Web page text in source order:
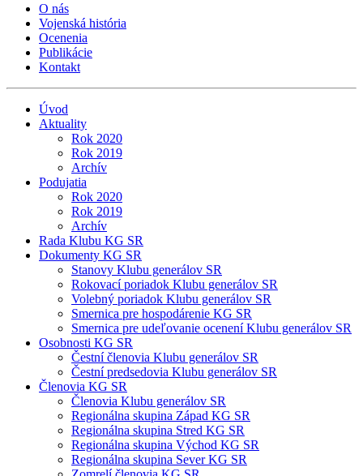
O nás
Vojenská história
Ocenenia
Publikácie
Kontakt
Úvod
Aktuality
Rok 2020
Rok 2019
Archív
Podujatia
Rok 2020
Rok 2019
Archív
Rada Klubu KG SR
Dokumenty KG SR
Stanovy Klubu generálov SR
Rokovací poriadok Klubu generálov SR
Volebný poriadok Klubu generálov SR
Smernica pre hospodárenie KG SR
Smernica pre udeľovanie ocenení Klubu generálov SR
Osobnosti KG SR
Čestní členovia Klubu generálov SR
Čestní predsedovia Klubu generálov SR
Členovia KG SR
Členovia Klubu generálov SR
Regionálna skupina Západ KG SR
Regionálna skupina Stred KG SR
Regionálna skupina Východ KG SR
Regionálna skupina Sever KG SR